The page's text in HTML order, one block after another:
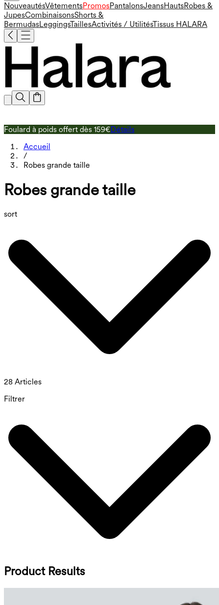
NouveautésVêtementsPromosPantalonsJeansHautsRobes &
JupesCombinaisonsShorts &
BermudasLeggingsTaillesActivités / UtilitésTissus HALARA
Foulard à poids offert dès 159€Détails
Accueil
/
Robes grande taille
Robes grande taille
sort
28 Articles
Filtrer
Product Results